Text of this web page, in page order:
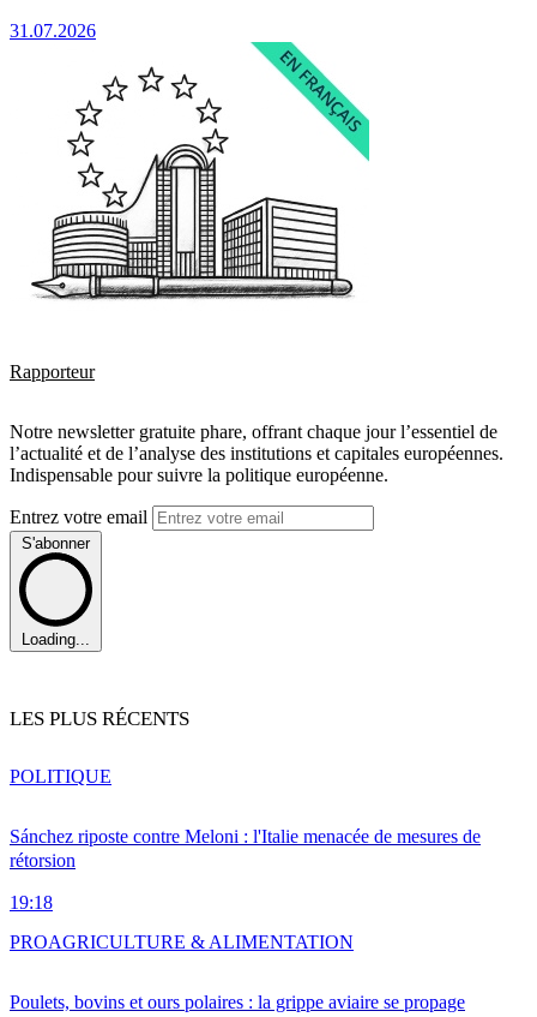
31.07.2026
Rapporteur
Notre newsletter gratuite phare, offrant chaque jour l’essentiel de
l’actualité et de l’analyse des institutions et capitales européennes.
Indispensable pour suivre la politique européenne.
Entrez votre email
S'abonner
Loading...
LES PLUS RÉCENTS
Sánchez riposte contre Meloni : l'Italie menacée de mesures de
rétorsion
19:18
POLITIQUE
Poulets, bovins et ours polaires : la grippe aviaire se propage
PROAGRICULTURE & ALIMENTATION